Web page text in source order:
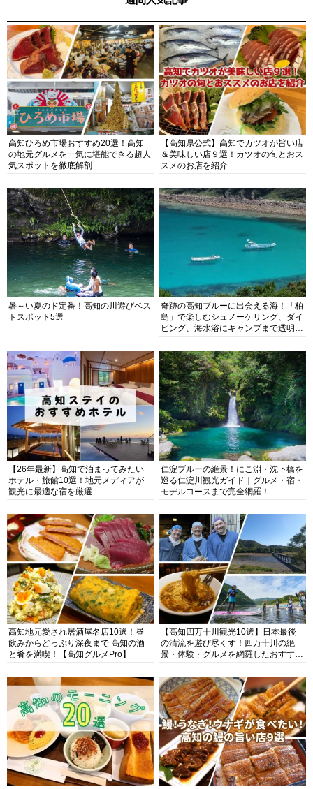
高知ひろめ市場おすすめ20選！高知
の地元グルメを一気に堪能できる超人
気スポットを徹底解剖
【高知県公式】高知でカツオが旨い店
＆美味しい店９選！カツオの旬とおス
スメのお店を紹介
暑～い夏のド定番！高知の川遊びベス
トスポット5選
奇跡の高知ブルーに出会える海！「柏
島」で楽しむシュノーケリング、ダイ
ビング、海水浴にキャンプまで透明度
【26年最新】高知で泊まってみたい
ホテル・旅館10選！地元メディアが
観光に最適な宿を厳選
仁淀ブルーの絶景！にこ淵・沈下橋を
巡る仁淀川観光ガイド｜グルメ・宿・
モデルコースまで完全網羅！
高知地元愛され居酒屋名店10選！昼
飲みからどっぷり深夜まで 高知の酒
と肴を満喫！【高知グルメPro】
【高知四万十川観光10選】日本最後
の清流を遊び尽くす！四万十川の絶
景・体験・グルメを網羅したおすすめ